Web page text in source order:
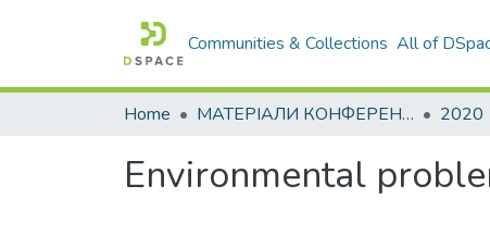
Communities & Collections All of
Home МАТЕРІАЛИ КОНФЕРЕНЦІЙ 2020
Environmental